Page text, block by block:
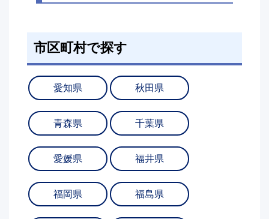
市区町村で探す
愛知県 秋田県
青森県 千葉県
愛媛県 福井県
福岡県 福島県